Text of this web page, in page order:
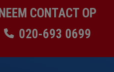
NEEM CONTACT OP
020-693 0699